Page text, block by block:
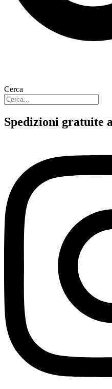
Cerca
Spedizioni gratuite